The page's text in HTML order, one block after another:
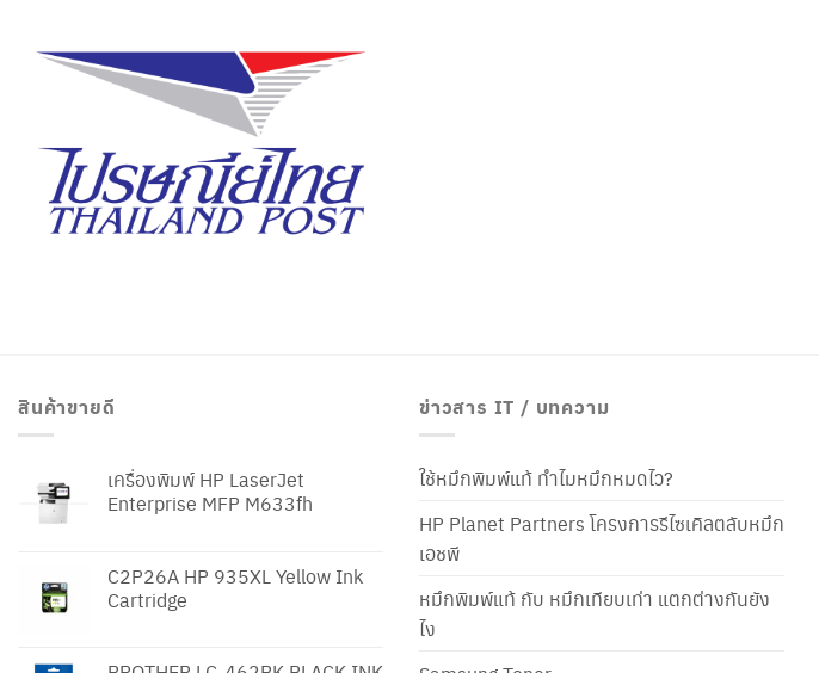
สินค้าขายดี
เครื่องพิมพ์ HP LaserJet
Enterprise MFP M633fh
C2P26A HP 935XL Yellow Ink
Cartridge
ข่าวสาร IT / บทความ
ใช้หมึกพิมพ์แท้ ทำไมหมึกหมดไว?
HP Planet Partners โครงการรีไซเคิลตลับหมึก
เอชพี
หมึกพิมพ์แท้ กับ หมึกเทียบเท่า แตกต่างกันยัง
ไง